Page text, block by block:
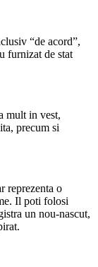
“de acord”,
furnizat de stat
mult in vest,
precum si
reprezenta o
Il poti folosi
un nou-nascut,